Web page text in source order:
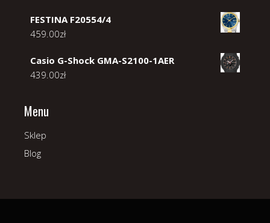
FESTINA F20554/4
459.00zł
Casio G-Shock GMA-S2100-1AER
439.00zł
Menu
Sklep
Blog